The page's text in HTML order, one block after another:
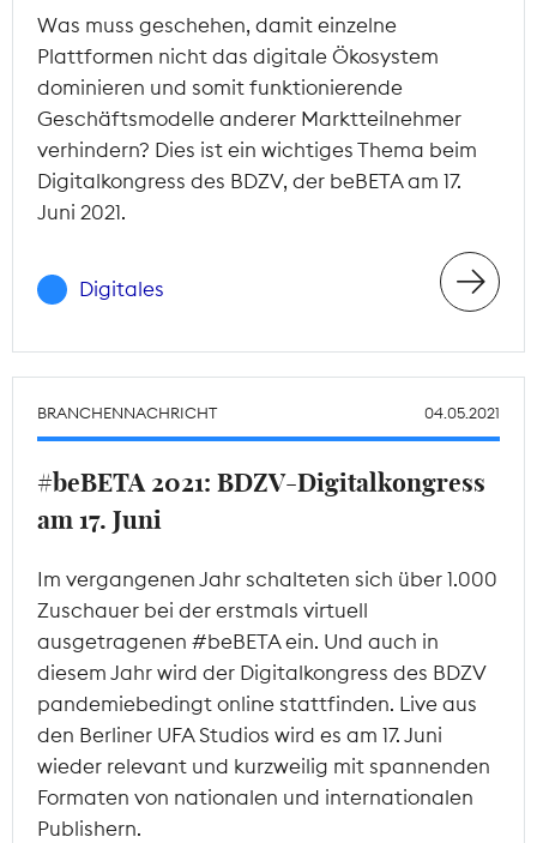
Was muss geschehen, damit einzelne
Plattformen nicht das digitale Ökosystem
dominieren und somit funktionierende
Geschäftsmodelle anderer Marktteilnehmer
verhindern? Dies ist ein wichtiges Thema beim
Digitalkongress des BDZV, der beBETA am 17.
Juni 2021.
Digitales
BRANCHENNACHRICHT 04.05.2021
#beBETA 2021: BDZV-Digitalkongress
am 17. Juni
Im vergangenen Jahr schalteten sich über 1.000
Zuschauer bei der erstmals virtuell
ausgetragenen #beBETA ein. Und auch in
diesem Jahr wird der Digitalkongress des BDZV
pandemiebedingt online stattfinden. Live aus
den Berliner UFA Studios wird es am 17. Juni
wieder relevant und kurzweilig mit spannenden
Formaten von nationalen und internationalen
Publishern.